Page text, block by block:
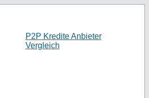
P2P Kredite Anbieter
Vergleich